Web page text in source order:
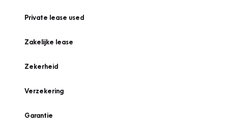
Private lease used
Zakelijke lease
Zekerheid
Verzekering
Garantie